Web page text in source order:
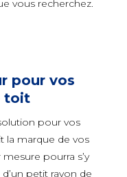
vous recherchez.
pour vos
toit
pour vos
la marque de vos
pourra s’y
petit rayon de